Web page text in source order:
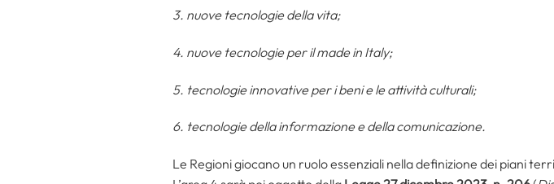
3. nuove tecnologie della vita;
4. nuove tecnologie per il made in Italy;
5. tecnologie innovative per i beni e le attività culturali;
6. tecnologie della informazione e della comunicazione.
Le Regioni giocano un ruolo essenziali nella definizione dei piani